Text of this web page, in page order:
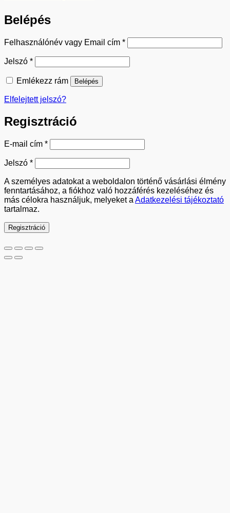
Belépés
Felhasználónév vagy Email cím *Kötelező
Jelszó *Kötelező
Emlékezz rám Belépés
Elfelejtett jelszó?
Regisztráció
E-mail cím *Kötelező
Jelszó *Kötelező
A személyes adatokat a weboldalon történő vásárlási élmény
fenntartásához, a fiókhoz való hozzáférés kezeléséhez és
más célokra használjuk, melyeket a Adatkezelési tájékoztató
tartalmaz.
Regisztráció